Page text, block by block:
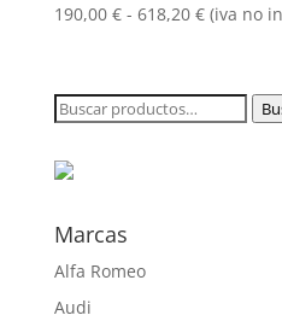
190,00 € - 618,20 €Rango
desde
190,00 €
(iva no
Buscar
Marcas
Alfa Romeo
Audi